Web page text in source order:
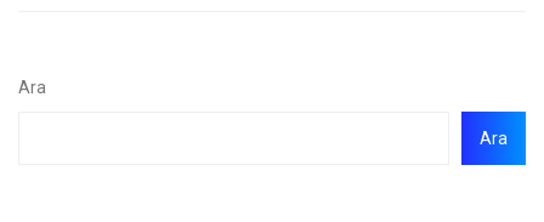
Ara
Ara